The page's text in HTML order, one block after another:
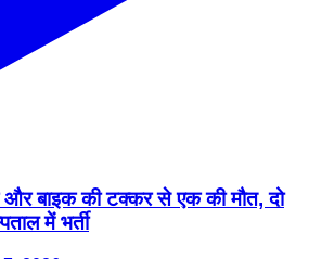
बाइक की टक्कर से एक की मौत, दो
में भर्ती